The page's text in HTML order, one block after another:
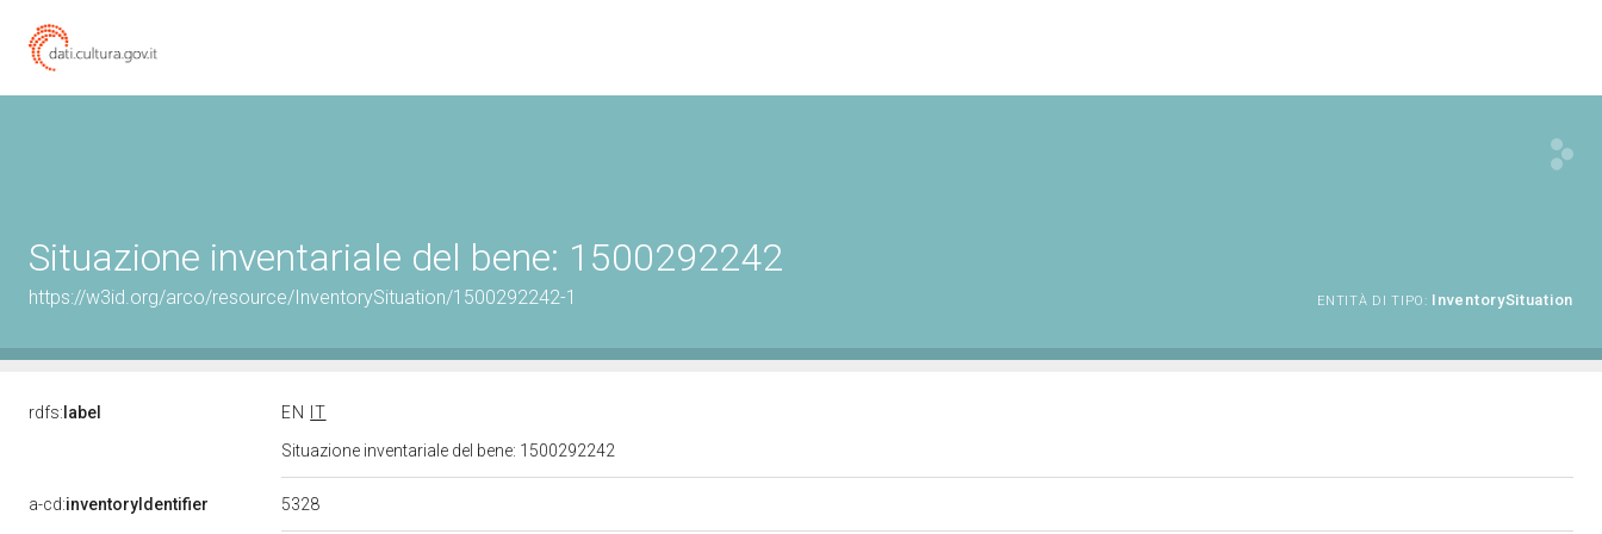
Situazione inventariale del bene: 1500292242
https://w3id.org/arco/resource/InventorySituation/1500292242-1 ENTITÀ DI TIPO: InventorySituation
rdfs: label EN
IT
Situazione inventariale del bene: 1500292242
a-cd:inventoryIdentifier 5328